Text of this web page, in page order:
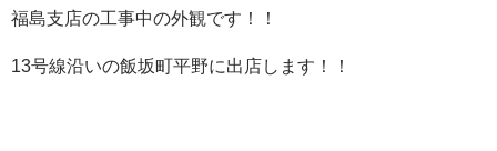
福島支店の工事中の外観です！！
13号線沿いの飯坂町平野に出店します！！